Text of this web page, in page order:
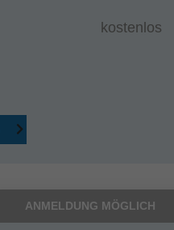
kostenlos
ANMELDUNG MÖGLICH